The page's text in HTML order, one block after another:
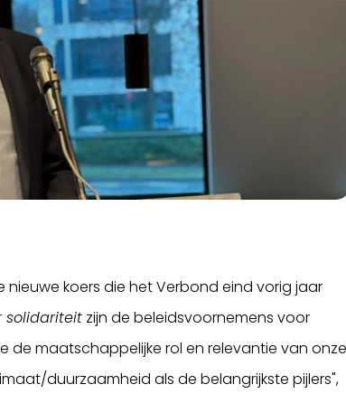
koers die het Verbond eind vorig jaar
solidariteit zijn de beleidsvoornemens voor
de maatschappelijke rol en relevantie van
duurzaamheid als de belangrijkste pijlers",